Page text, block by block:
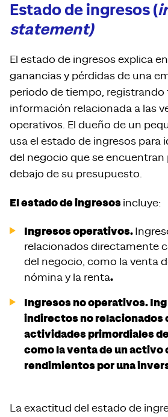
Estado de ingresos (
statement)
El estado de ingresos explica
ganancias y pérdidas de una
periodo de tiempo, registrando
información relacionada a las
operativos. El dueño de un
usa el estado de ingresos para
del negocio que se encuentran
debajo de su presupuesto.
El estado de ingresos incluye:
Ingresos operativos.
relacionados directamente
del negocio, como la venta
nómina y la renta.
Ingresos no operativos.
indirectos no relacionados
actividades primordiales
como la venta de un activo
rendimientos por una
La exactitud del estado de